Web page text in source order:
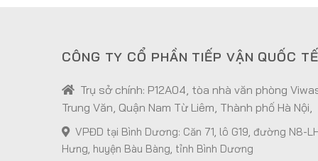
CÔNG TY CỔ PHẦN TIẾP VẬN QUỐC
Trụ sở chính: P12A04, tòa nhà văn phòng
Trung Văn, Quận Nam Từ Liêm, Thành phố Hà Nội,
VPĐD tại Bình Dương: Căn 71, lô G19, đường N8-
Hưng, huyện Bàu Bàng, tỉnh Bình Dương